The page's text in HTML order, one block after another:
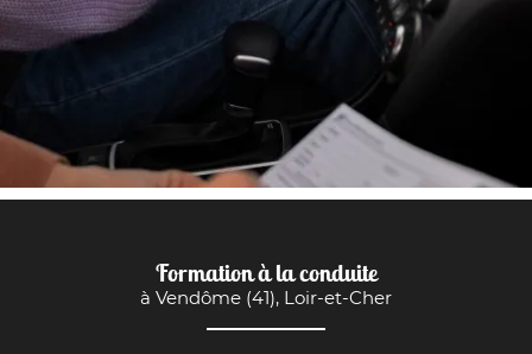
Formation à la conduite
à Vendôme (41), Loir-et-Cher